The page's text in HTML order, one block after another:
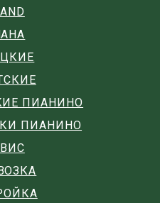
ПИАНИНО
ПИАНИНО